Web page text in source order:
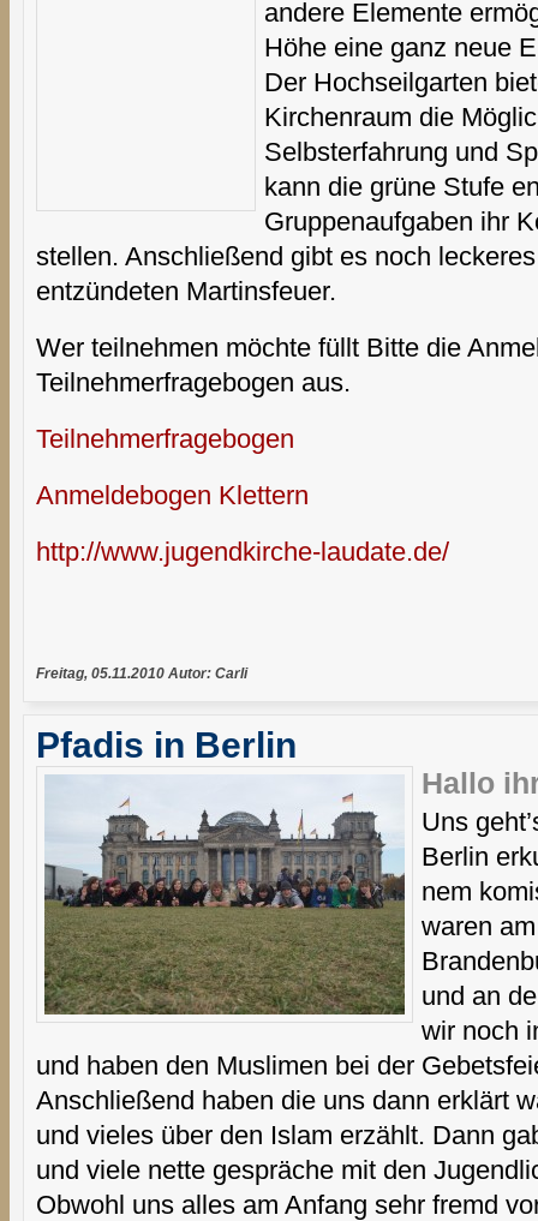
andere Elemente
Höhe eine ganz neue
Der Hochseilgarten
Kirchenraum die
Selbsterfahrung und
kann die grüne Stufe
Gruppenaufgaben ihr
stellen. Anschließend gibt es noch
entzündeten Martinsfeuer.
Wer teilnehmen möchte füllt Bitte die
Teilnehmerfragebogen aus.
Teilnehmerfragebogen
Anmeldebogen Klettern
http://www.jugendkirche-laudate.de/
Freitag, 05.11.2010 Autor: Carli
Pfadis in Berlin
Hallo
Uns
Berlin
nem
waren
und an
wir noch
und haben den Muslimen bei der
Anschließend haben die uns dann erklärt
und vieles über den Islam erzählt. Dann
und viele nette gespräche mit den
Obwohl uns alles am Anfang sehr fremd